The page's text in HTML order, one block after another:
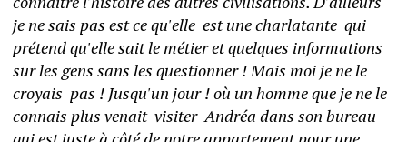
je ne sais pas est ce qu'elle  est une charlatante  qui
prétend qu'elle sait le métier et quelques informations
sur les gens sans les questionner ! Mais moi je ne le
croyais  pas ! Jusqu'un jour ! où un homme que je ne le
connais plus venait  visiter  Andréa dans son bureau